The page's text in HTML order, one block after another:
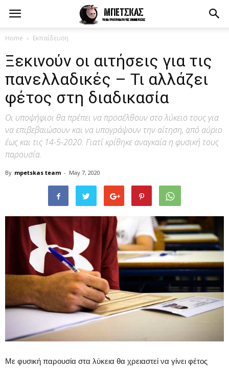
Home Εκπαίδευση
Ξεκινούν οι αιτήσεις για τις
πανελλαδικές – Τι αλλάζει
φέτος στη διαδικασία
Οι υποψήφιοι θα πρέπει να προσέλθουν στο λύκειο τους για
να επιβεβαιώσουν και να υπογράψουν την αίτηση, από αύριο
έως και τις 14-5-2020. Γιατί κρίθηκε αναγκαία η φυσική τους
παρουσία.
By mpetskas team - May 7, 2020
Με φυσική παρουσία στα λύκεια θα χρειαστεί να γίνει φέτος